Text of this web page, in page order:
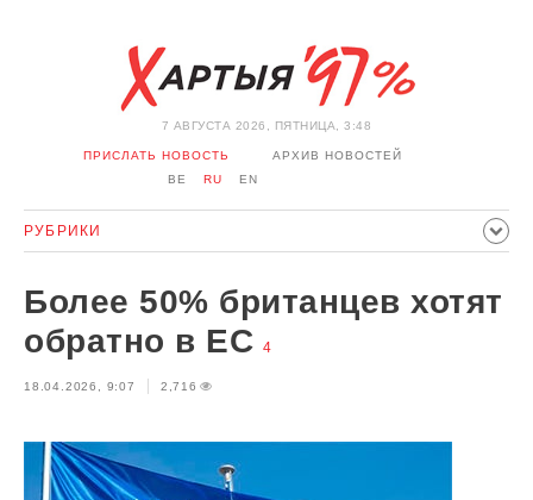
7 АВГУСТА 2026, ПЯТНИЦА, 3:48
ПРИСЛАТЬ НОВОСТЬ
АРХИВ НОВОСТЕЙ
BE
RU EN
РУБРИКИ
ПРОИСШЕСТВИЯ СПОРТ КУЛЬТУРА ИСТОРИЯ
МНЕНИЕ ИНТЕРВЬЮ ТЕХНОЛОГИИ
АВТО ОТДЫХ ОБХОД БЛОКИРОВКИ И СОЛИДАРНОСТЬ
Более 50% британцев хотят
обратно в ЕС 4
18.04.2026, 9:07 2,716